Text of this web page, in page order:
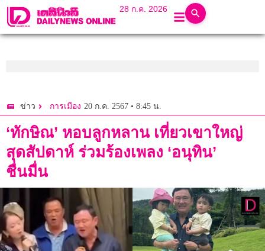
28 ก.ค. 2026
ข่าว การเมือง 20 ก.ค. 2567 • 8:45 น.
‘ทักษิณ’ หอบลูกหลาน เที่ยวเขาใหญ่
สุดสัปดาห์ ร่วมร้องเพลง ‘อนุทิน’
ชื่นมื่น